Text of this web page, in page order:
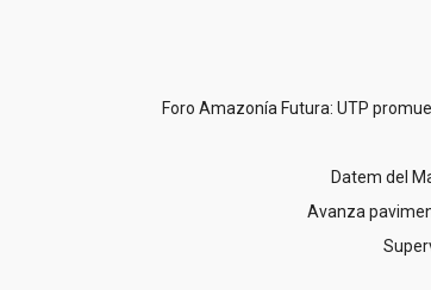
Foro Amazonía Futura: UTP
Datem del
Avanza